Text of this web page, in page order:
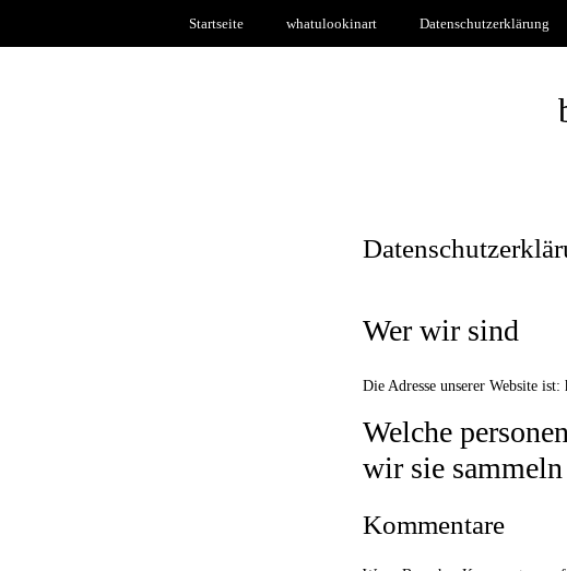
Startseite whatulookinart Datenschutzerklärung
Wer wir sind
Die Adresse unserer Website
Welche
wir sie sammeln
Kommentare